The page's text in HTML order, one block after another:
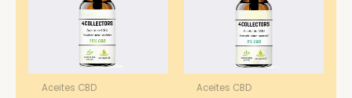
Aceites CBD Aceites CBD